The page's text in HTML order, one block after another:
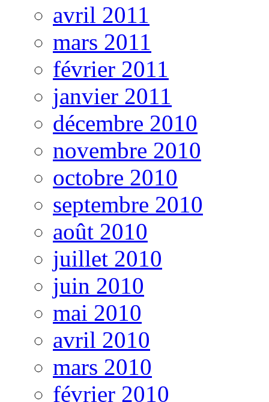
avril 2011
mars 2011
février 2011
janvier 2011
décembre 2010
novembre 2010
octobre 2010
septembre 2010
août 2010
juillet 2010
juin 2010
mai 2010
avril 2010
mars 2010
février 2010